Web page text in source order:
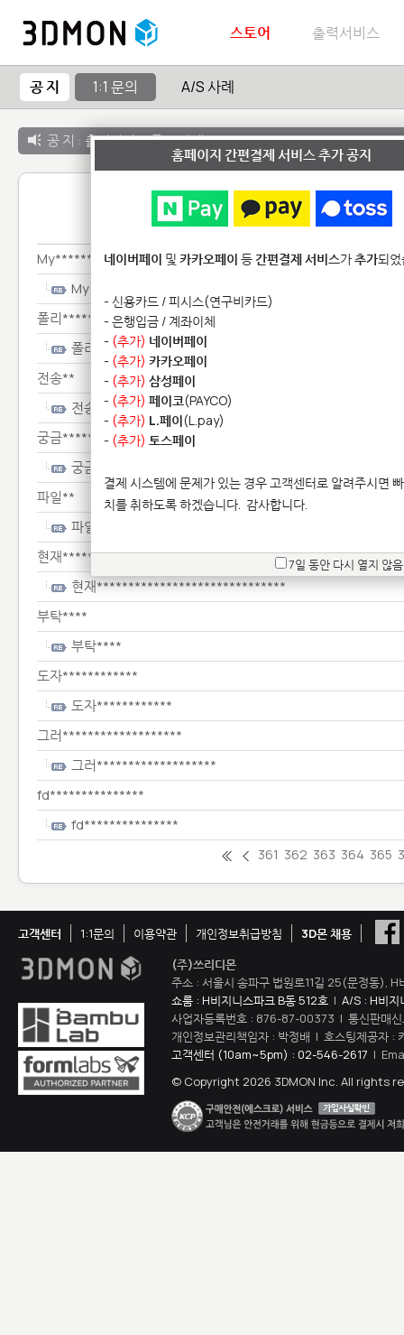
스토어 출력서비스
공 지 1:1 문의 A/S 사례
공 지 : 출력서비스 종료 안내
1:1 문
My**********************
My**********************
폴리************************
폴리************************
전송**
전송**
궁금*******
궁금*******
파일**
파일**
현재******************************
현재******************************
부탁****
부탁****
도자************
도자************
그러*******************
그러*******************
fd***************
fd***************
361 362 363 364 365
고객센터 1:1문의 이용약관 개인정보취급방침
3D몬 채용
(주)쓰리디몬
주소 : 서울시 송파구 법원로11길 25(문정동),
쇼룸 : H비지니스파크 B동 512호 | A/S : H비지
사업자등록번호 : 876-87-00373 | 통신판매
개인정보관리책임자 : 박정배 | 호스팅제공자 :
고객센터 (10am~5pm) : 02-546-2617 |
© Copyright 2026 3DMON Inc. All rights
홈페이지 간편결제 서비스 추가 공지
네이버페이 및 카카오페이 등간편결제 서비스가추가되
- 신용카드 / 피시스(연구비카드)
- 은행입금 / 계좌이체
- (추가) 네이버페이
- (추가) 카카오페이
- (추가) 삼성페이
- (추가) 페이코(PAYCO)
- (추가) L.페이(L.pay)
- (추가) 토스페이
결제 시스템에 문제가 있는 경우 고객센터로 알려주시면
치를 취하도록 하겠습니다. 감사합니다.
7일 동안 다시 열지 않음